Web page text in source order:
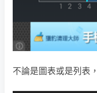
不論是圖表或是列表